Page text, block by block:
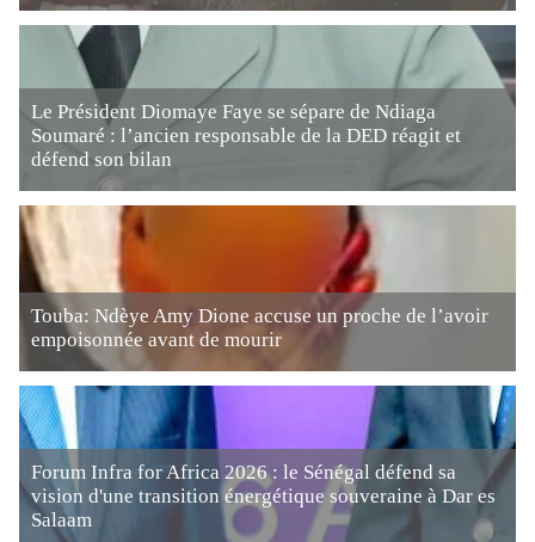
Le Président Diomaye Faye se sépare de Ndiaga
Soumaré : l’ancien responsable de la DED réagit et
défend son bilan
Touba: Ndèye Amy Dione accuse un proche de l’avoir
empoisonnée avant de mourir
Forum Infra for Africa 2026 : le Sénégal défend sa
vision d'une transition énergétique souveraine à Dar es
Salaam